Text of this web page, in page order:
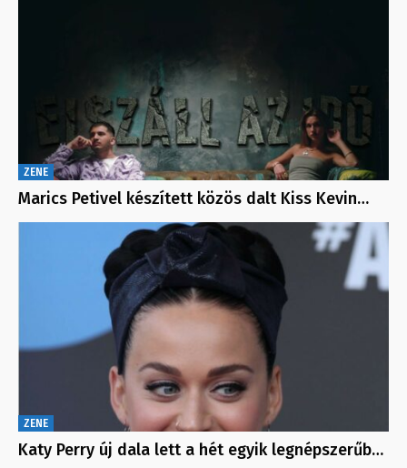
ZENE
Marics Petivel készített közös dalt Kiss Kevin…
ZENE
Katy Perry új dala lett a hét egyik legnépszerűb…